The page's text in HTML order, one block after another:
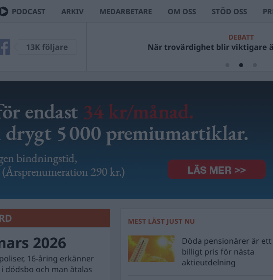
PODCAST ARKIV MEDARBETARE OM OSS STÖD OSS
13K följare
DEBATT
När trovärdighet blir viktigare
2026
16-åring erkänner
och man åtalas
MEST LÄST JUST NU
Döda pensionärer är ett
billigt pris för nästa
aktieutdelning